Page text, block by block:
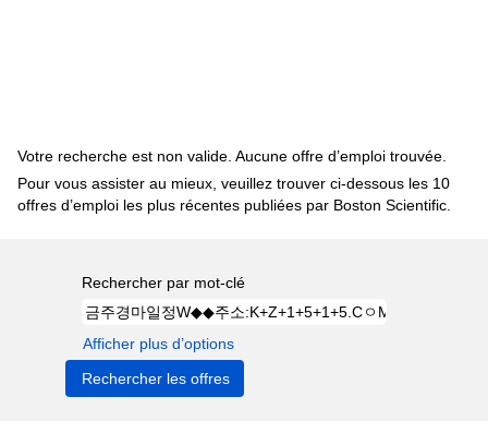
Votre recherche est non valide. Aucune offre d’emploi trouvée.
Pour vous assister au mieux, veuillez trouver ci-dessous les 10
offres d’emploi les plus récentes publiées par Boston Scientific.
Rechercher par mot-clé
Afficher plus d’options